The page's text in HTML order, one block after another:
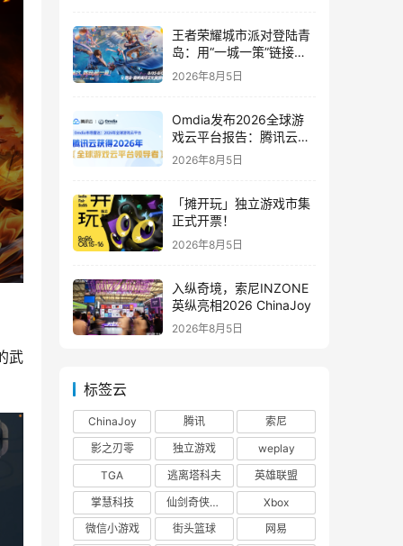
武
王者荣耀城市派对登陆青
岛：用“一城一策”链接海
洋场景，以双向奔赴带动
夏日文旅
2026年8月5日
Omdia发布2026全球游
戏云平台报告：腾讯云连
续两年入选“领导者”象限
2026年8月5日
「摊开玩」独立游戏市集
正式开票！
2026年8月5日
入纵奇境，索尼INZONE
英纵亮相2026 ChinaJoy
2026年8月5日
标签云
ChinaJoy 腾讯
索尼
影之刃零
独立游戏
weplay
TGA
逃离塔科夫
英雄联盟
掌慧科技
仙剑奇侠传四
Xbox
微信小游戏
街头篮球
网易